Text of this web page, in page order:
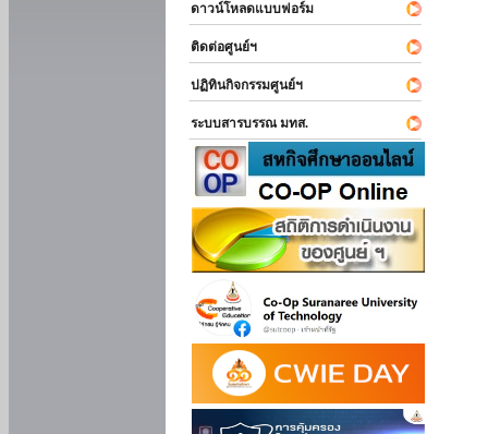
ดาวน์โหลดแบบฟอร์ม
ติดต่อศูนย์ฯ
ปฏิทินกิจกรรมศูนย์ฯ
ระบบสารบรรณ มทส.